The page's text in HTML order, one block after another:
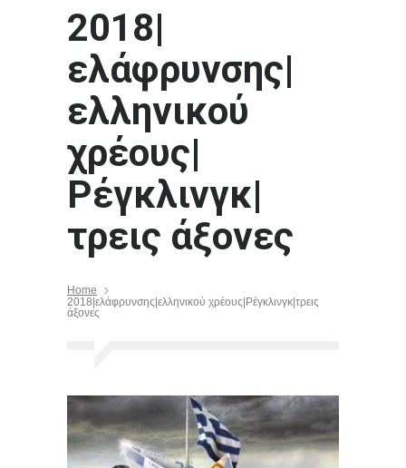
2018|
ελάφρυνσης|
ελληνικού
χρέους|
Ρέγκλινγκ|
τρεις άξονες
Home
2018|ελάφρυνσης|ελληνικού χρέους|Ρέγκλινγκ|τρεις
άξονες